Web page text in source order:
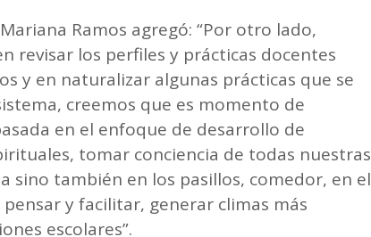
Ramos agregó: “Por otro lado,
revisar los perfiles y prácticas docentes
y en naturalizar algunas prácticas que se
creemos que es momento de
en el enfoque de desarrollo de
tomar conciencia de todas nuestras
sino también en los pasillos, comedor, en el
y facilitar, generar climas más
escolares”.